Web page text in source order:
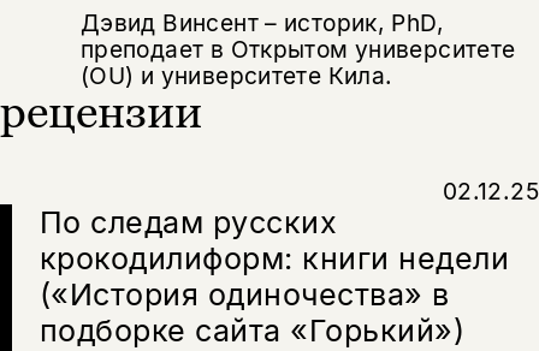
Дэвид Винсент – историк, PhD,
преподает в Открытом университете
(OU) и университете Кила.
рецензии
По следам русских
крокодилиформ: книги недели
(«История одиночества» в
подборке сайта «Горький»)
02.12.25
Копировать
ссылку
ВконтактеТелеграм Дзен